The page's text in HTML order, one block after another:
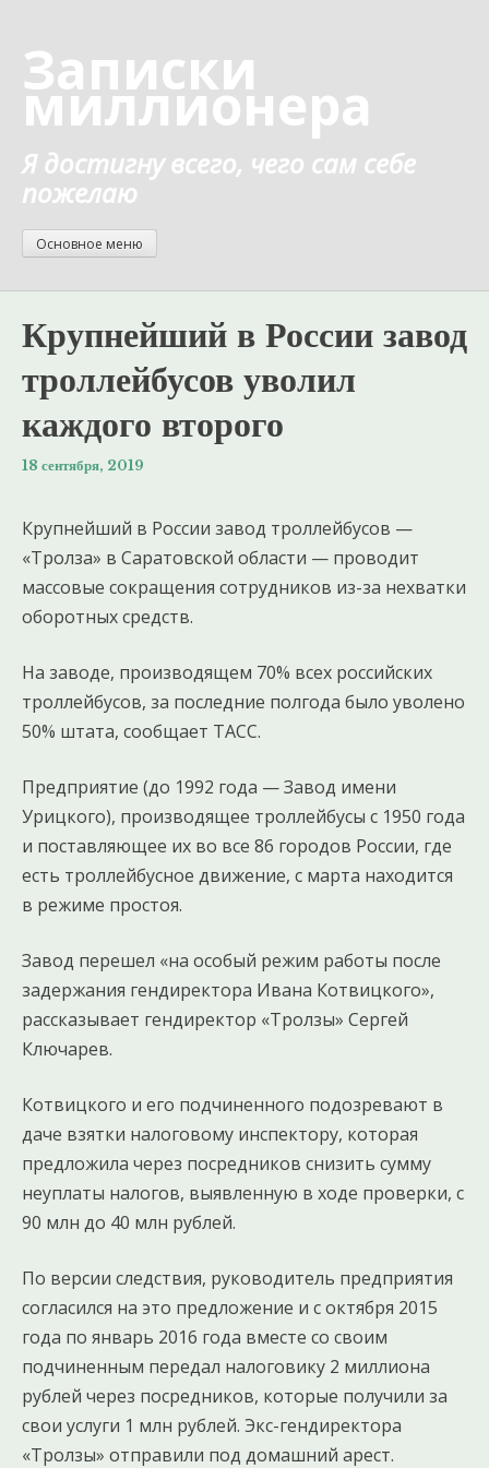
содержанию
Записки
миллионера
Я достигну всего, чего сам себе
пожелаю
Основное меню
Крупнейший в России завод
троллейбусов уволил
каждого второго
18 сентября, 2019
Крупнейший в России завод троллейбусов —
«Тролза» в Саратовской области — проводит
массовые сокращения сотрудников из-за нехватки
оборотных средств.
На заводе, производящем 70% всех российских
троллейбусов, за последние полгода было уволено
50% штата, сообщает ТАСС.
Предприятие (до 1992 года — Завод имени
Урицкого), производящее троллейбусы с 1950 года
и поставляющее их во все 86 городов России, где
есть троллейбусное движение, с марта находится
в режиме простоя.
Завод перешел «на особый режим работы после
задержания гендиректора Ивана Котвицкого»,
рассказывает гендиректор «Тролзы» Сергей
Ключарев.
Котвицкого и его подчиненного подозревают в
даче взятки налоговому инспектору, которая
предложила через посредников снизить сумму
неуплаты налогов, выявленную в ходе проверки, с
90 млн до 40 млн рублей.
По версии следствия, руководитель предприятия
согласился на это предложение и с октября 2015
года по январь 2016 года вместе со своим
подчиненным передал налоговику 2 миллиона
рублей через посредников, которые получили за
свои услуги 1 млн рублей. Экс-гендиректора
«Тролзы» отправили под домашний арест.